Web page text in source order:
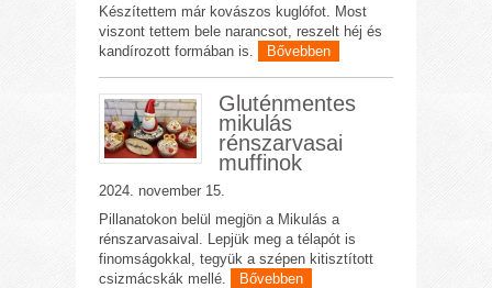
Készítettem már kovászos kuglófot. Most
viszont tettem bele narancsot, reszelt héj és
kandírozott formában is.
Bővebben
Gluténmentes
mikulás
rénszarvasai
muffinok
2024. november 15.
Pillanatokon belül megjön a Mikulás a
rénszarvasaival. Lepjük meg a télapót is
finomságokkal, tegyük a szépen kitisztított
csizmácskák mellé.
Bővebben